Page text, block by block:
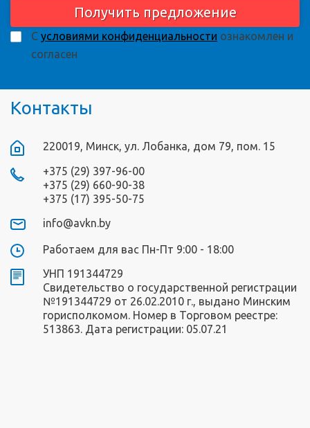
Получить предложение
С условиями конфиденциальности ознакомлен и
согласен
Контакты
220019, Минск, ул. Лобанка, дом 79, пом. 15
+375 (29) 397-96-00
+375 (29) 660-90-38
+375 (17) 395-50-75
info@avkn.by
Работаем для вас Пн-Пт 9:00 - 18:00
УНП 191344729
Свидетельство о государственной регистрации
№191344729 от 26.02.2010 г., выдано Минским
горисполкомом. Номер в Торговом реестре:
513863. Дата регистрации: 05.07.21